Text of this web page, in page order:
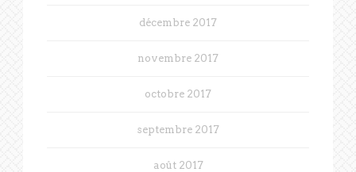
décembre 2017
novembre 2017
octobre 2017
septembre 2017
août 2017